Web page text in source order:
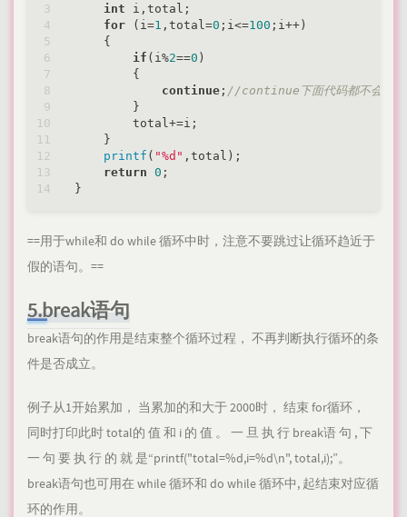
int i,total;
for (i=1 ,total=0 ;i<=100 ;i++)
    {
if (i%2==0 )
        {
continue ; //continue下面代码都不会执行
        }
        total+=i;
    }
printf ( "%d" ,total);
return 0 ;
==用于while和 do while 循环中时，注意不要跳过让循环趋近于
假的语句。==
5.break语句
break语句的作用是结束整个循环过程， 不再判断执行循环的条
件是否成立。
例子从1开始累加， 当累加的和大于 2000时， 结束 for循环，
同时打印此时 total的 值 和 i 的 值 。 一 旦 执 行 break语 句 , 下
一 句 要 执 行 的 就 是“printf("total=%d,i=%d\n", total,i);”。
break语句也可用在 while 循环和 do while 循环中, 起结束对应循
环的作用。